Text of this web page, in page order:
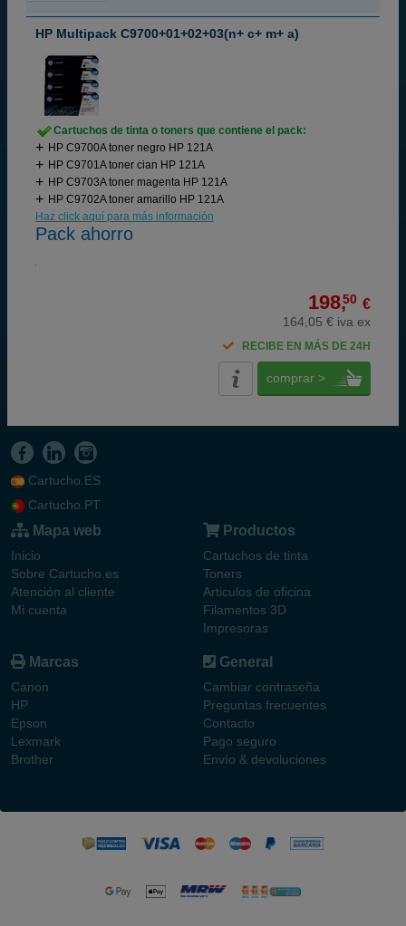
HP Multipack C9700+01+02+03(n+ c+ m+ a)
Cartuchos de tinta o toners que contiene el pack:
HP C9700A toner negro HP 121A
HP C9701A toner cian HP 121A
HP C9703A toner magenta HP 121A
HP C9702A toner amarillo HP 121A
Haz click aquí para más información
Pack ahorro
198,50 €
164,05 € iva ex
RECIBE EN MÁS DE 24H
comprar >
Cartucho.ES
Cartucho.PT
Mapa web
Inicio
Sobre Cartucho.es
Atención al cliente
Mi cuenta
Productos
Cartuchos de tinta
Toners
Articulos de oficina
Filamentos 3D
Impresoras
Marcas
Canon
HP
Epson
Lexmark
Brother
General
Cambiar contraseña
Preguntas frecuentes
Contacto
Pago seguro
Envío & devoluciones